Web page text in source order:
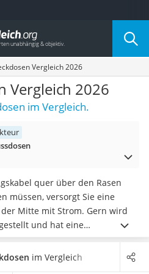
Kategorie
Vergleich 2026
Vergleich 2026
im Vergleich.
quer über den Rasen
müssen, versorgt Sie eine
Mitte mit Strom. Gern wird
und hat eine
Optik – entweder als
Nachbildung. Achten Sie
im Vergleich